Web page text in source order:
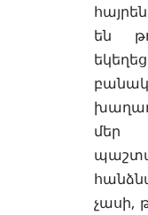
են
մեր
չասի,